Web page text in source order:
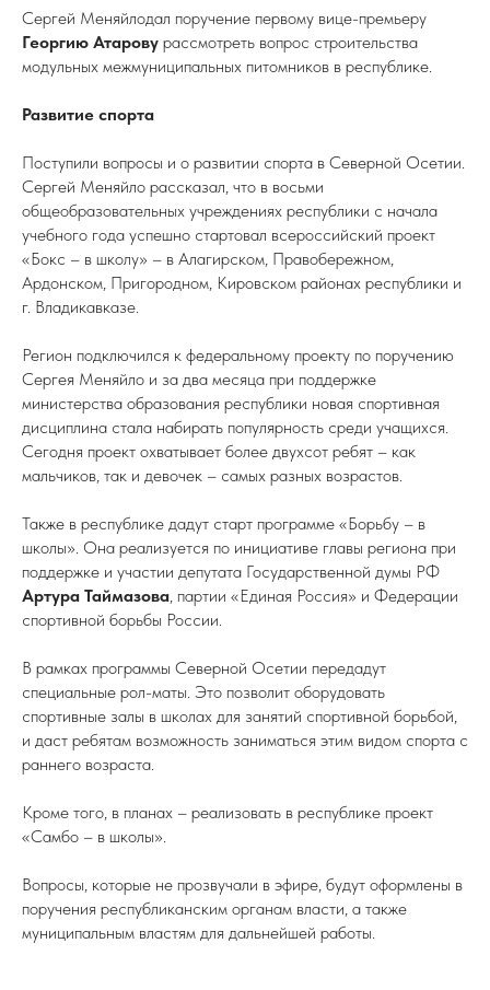
Сергей Меняйлодал поручение первому вице-премьеру
Георгию Атарову рассмотреть вопрос строительства
модульных межмуниципальных питомников в республике.
Развитие спорта
Поступили вопросы и о развитии спорта в Северной Осетии.
Сергей Меняйло рассказал, что в восьми
общеобразовательных учреждениях республики с начала
учебного года успешно стартовал всероссийский проект
«Бокс – в школу» – в Алагирском, Правобережном,
Ардонском, Пригородном, Кировском районах республики и
г. Владикавказе.
Регион подключился к федеральному проекту по поручению
Сергея Меняйло и за два месяца при поддержке
министерства образования республики новая спортивная
дисциплина стала набирать популярность среди учащихся.
Сегодня проект охватывает более двухсот ребят – как
мальчиков, так и девочек – самых разных возрастов.
Также в республике дадут старт программе «Борьбу – в
школы». Она реализуется по инициативе главы региона при
поддержке и участии депутата Государственной думы РФ
Артура Таймазова, партии «Единая Россия» и Федерации
спортивной борьбы России.
В рамках программы Северной Осетии передадут
специальные рол-маты. Это позволит оборудовать
спортивные залы в школах для занятий спортивной борьбой,
и даст ребятам возможность заниматься этим видом спорта с
раннего возраста.
Кроме того, в планах – реализовать в республике проект
«Самбо – в школы».
Вопросы, которые не прозвучали в эфире, будут оформлены в
поручения республиканским органам власти, а также
муниципальным властям для дальнейшей работы.